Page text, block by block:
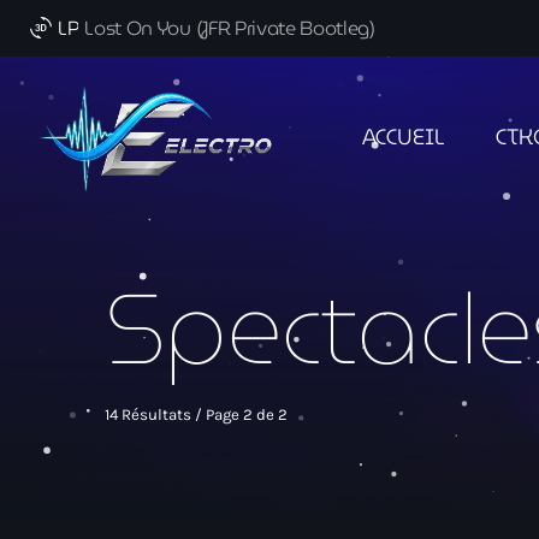
3d_rotation LP Lost On You (JFR Private Bootleg)
ACCUEIL
14 Résultats / Page 2 de 2